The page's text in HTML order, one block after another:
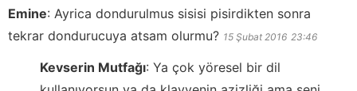
Emine: Ayrica dondurulmus sisisi pisirdikten sonra
tekrar dondurucuya atsam olurmu? 15 Şubat 2016 23:46
Kevserin Mutfağı: Ya çok yöresel bir dil